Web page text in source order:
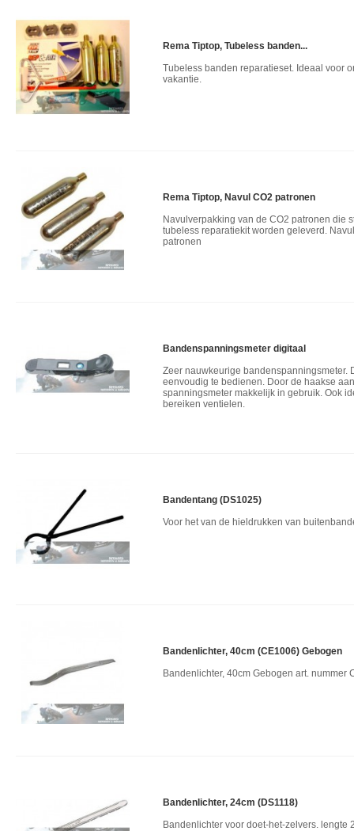
Rema Tiptop, Tubeless banden...
Tubeless banden reparatieset. Ideaal voor
vakantie.
Rema Tiptop, Navul CO2 patronen
Navulverpakking van de CO2 patronen die
tubeless reparatiekit worden geleverd.
patronen
Bandenspanningsmeter digitaal
Zeer nauwkeurige bandenspanningsmeter.
eenvoudig te bedienen. Door de haakse
spanningsmeter makkelijk in gebruik. Ook
bereiken ventielen.
Bandentang (DS1025)
Voor het van de hieldrukken van
Bandenlichter, 40cm (CE1006) Gebogen
Bandenlichter, 40cm Gebogen art. nummer
Bandenlichter, 24cm (DS1118)
Bandenlichter voor doet-het-zelvers. lengte